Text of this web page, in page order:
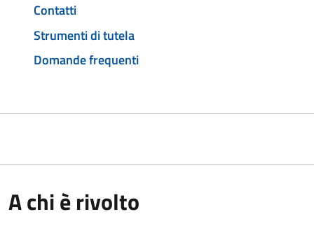
Contatti
Strumenti di tutela
Domande frequenti
A chi è rivolto